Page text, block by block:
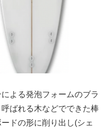
よる発泡フォームのブラ
ばれる木などでできた棒
ドの形に削り出し(シェ